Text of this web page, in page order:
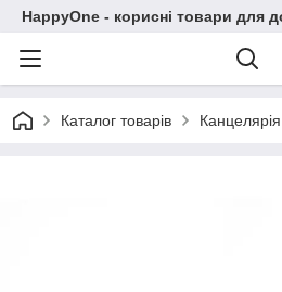
HappyOne - корисні товари для
Каталог товарів Канцелярія